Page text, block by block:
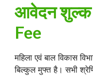
आवेदन
Fee
महिला एवं बाल विकास
बिल्कुल मुफ्त है। सभी